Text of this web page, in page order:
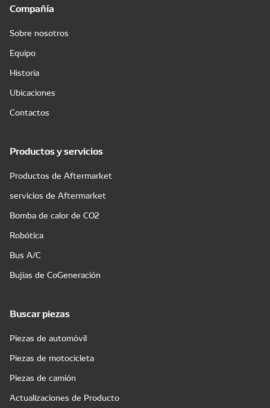
Compañía
Sobre nosotros
Equipo
Historia
Ubicaciones
Contactos
Productos y servicios
Productos de Aftermarket
servicios de Aftermarket
Bomba de calor de CO2
Robótica
Bus A/C
Bujías de CoGeneración
Buscar piezas
Piezas de automóvil
Piezas de motocicleta
Piezas de camión
Actualizaciones de Producto